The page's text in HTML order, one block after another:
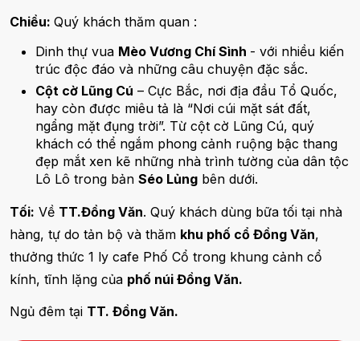
Chiều: Quý khách thăm quan :
Dinh thự vua Mèo Vương Chí Sình - với nhiều kiến
trúc độc đáo và những câu chuyện đặc sắc.
Cột cờ Lũng Cú – Cực Bắc, nơi địa đầu Tổ Quốc,
hay còn được miêu tả là “Nơi cúi mặt sát đất,
ngẩng mặt đụng trời”. Từ cột cờ Lũng Cú, quý
khách có thể ngắm phong cảnh ruộng bậc thang
đẹp mắt xen kẽ những nhà trình tường của dân tộc
Lô Lô trong bản Séo Lủng bên dưới.
Tối: Về TT.Đồng Văn. Quý khách dùng bữa tối tại nhà
hàng, tự do tản bộ và thăm khu phố cổ Đồng Văn,
thưởng thức 1 ly cafe Phố Cổ trong khung cảnh cổ
kính, tĩnh lặng của phố núi Đồng Văn.
Ngủ đêm tại TT. Đồng Văn.